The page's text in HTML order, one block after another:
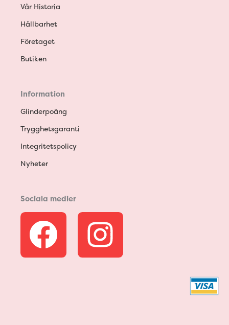
Vår Historia
Hållbarhet
Företaget
Butiken
Information
Glinderpoäng
Trygghetsgaranti
Integritetspolicy
Nyheter
Sociala medier
F
a
I
n